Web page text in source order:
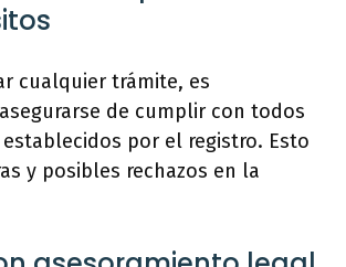
cualquier trámite, es
de cumplir con todos
por el registro. Esto
y posibles rechazos en la